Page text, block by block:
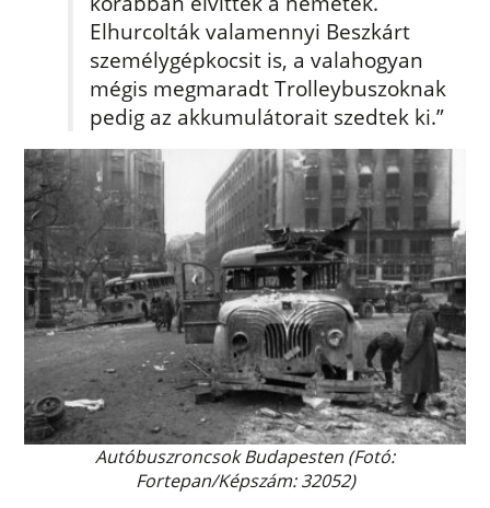
Elhurcolták valamennyi Beszkárt
személygépkocsit is, a valahogyan
mégis megmaradt Trolleybuszoknak
pedig az akkumulátorait szedtek ki.”
Autóbuszroncsok Budapesten (Fotó:
Fortepan/Képszám: 32052)